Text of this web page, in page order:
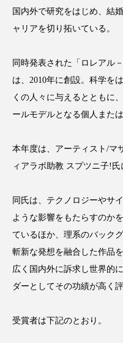
クローズアップ
コネクテッド・ビューテ
コルチゾール サ
サプリ サロンク
スカルプ クレンジング
スキンケアルーティン
国内外で研究をはじめ、結
ャリアを切り拓いている。
同時発表された「ロレアル
は、2010年に創設。科学を
くの人々に与えるとともに
ールモデルとなる個人また
本年度は、アーティスト/マ
ィアラボ助教 スプツニ子!氏
同氏は、テクノロジーやサ
ような影響をもたらすのか
ているほか、理系のバック
斬新な発想を融合した作品
広く国内外に訴求し世界的
ダーとしてその功績が高く評
受賞者は下記のとおり。